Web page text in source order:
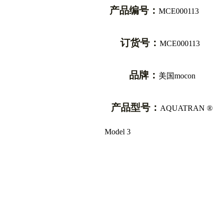
产品编号： MCE000113
订货号： MCE000113
品牌： 美国mocon
产品型号： AQUATRAN ®
Model 3